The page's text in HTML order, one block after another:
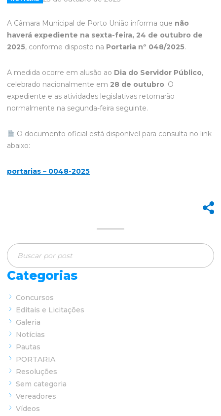
A Câmara Municipal de Porto União informa que não
haverá expediente na sexta-feira, 24 de outubro de
2025, conforme disposto na Portaria nº 048/2025.
A medida ocorre em alusão ao Dia do Servidor Público,
celebrado nacionalmente em 28 de outubro. O
expediente e as atividades legislativas retornarão
normalmente na segunda-feira seguinte.
O documento oficial está disponível para consulta no link
abaixo:
portarias – 0048-2025
Categorias
Concursos
Editais e Licitações
Galeria
Notícias
Pautas
PORTARIA
Resoluções
Sem categoria
Vereadores
Vídeos